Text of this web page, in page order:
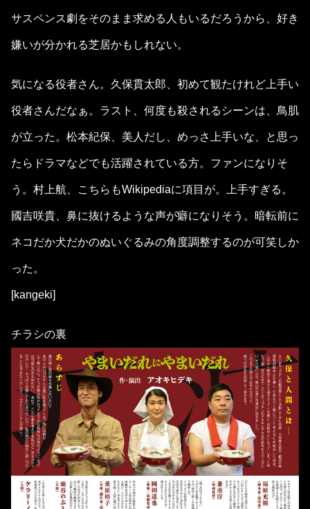
サスペンス劇をそのまま求める人もいるだろうから、好き
嫌いが分かれる芝居かもしれない。
気になる役者さん。久保貫太郎、初めて観たけれど上手い
役者さんだなぁ。ラスト、何度も殺されるシーンは、鳥肌
が立った。松本紀保、美人だし、めっさ上手いな、と思っ
たらドラマなどでも活躍されている方。ファンになりそ
う。村上航、こちらもWikipediaに項目が。上手すぎる。
國吉咲貴、鼻に抜けるような声が癖になりそう。暗転前に
ネコだか犬だかのぬいぐるみの角度調整するのが可笑しか
った。
[kangeki]
チラシの裏